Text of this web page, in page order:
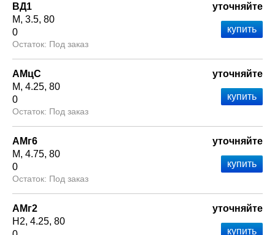
ВД1
М 3.5 80
0
Под заказ
уточняйте
АМцС
М 4.25 80
0
Под заказ
уточняйте
АМг6
М 4.75 80
0
Под заказ
уточняйте
АМг2
Н2 4.25 80
уточняйте